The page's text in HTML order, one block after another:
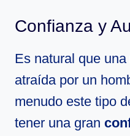
Confianza y
Es natural que
atraída por un
menudo este tipo
tener una gran